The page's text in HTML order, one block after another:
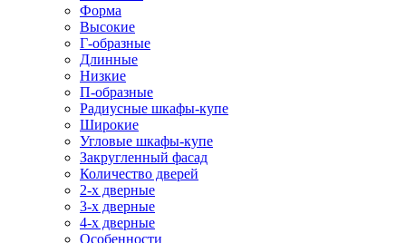
Форма
Высокие
Г-образные
Длинные
Низкие
П-образные
Радиусные шкафы-купе
Широкие
Угловые шкафы-купе
Закругленный фасад
Количество дверей
2-х дверные
3-х дверные
4-х дверные
Особенности